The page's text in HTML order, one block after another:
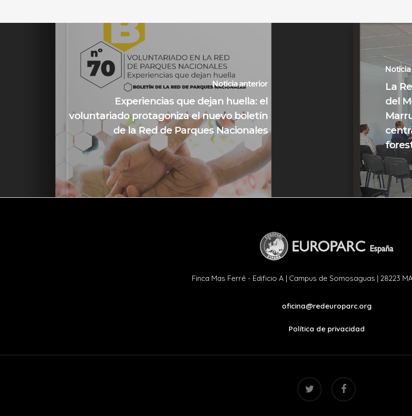
Noticia anterior
Experiencias que dejan huella: el
voluntariado protagoniza el nuevo boletín
de la Red de Parques Nacionales
La
del
Finca Mas Ferré - Edificio A | Campus de Somosaguas | 28223
oficina@redeuroparc.org
Política de privacidad
twitter facebook